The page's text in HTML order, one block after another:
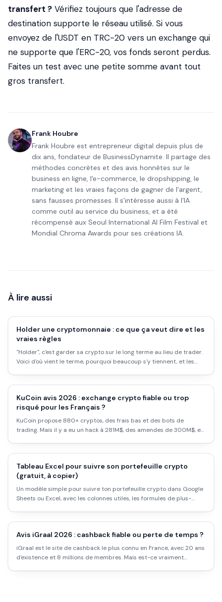
transfert ? Vérifiez toujours que l'adresse de
destination supporte le réseau utilisé. Si vous
envoyez de l'USDT en TRC-20 vers un exchange qui
ne supporte que l'ERC-20, vos fonds seront perdus.
Faites un test avec une petite somme avant tout
gros transfert.
Frank Houbre
Frank Houbre est entrepreneur digital depuis plus de
dix ans, fondateur de BusinessDynamite. Il partage des
méthodes concrètes et des avis honnêtes sur le
business en ligne, l'e-commerce, le dropshipping, le
marketing et les vraies façons de gagner de l'argent,
sans fausses promesses. Il s'intéresse aussi à l'IA
comme outil au service du business, et a été
récompensé aux Seoul International AI Film Festival et
Mondial Chroma Awards pour ses créations IA.
À lire aussi
Holder une cryptomonnaie : ce que ça veut dire et les
vraies règles
"Holder", c'est garder sa crypto sur le long terme au lieu de trader.
Voici d'où vient le terme, pourquoi beaucoup s'y tiennent, et les
KuCoin avis 2026 : exchange crypto fiable ou trop
risqué pour les Français ?
KuCoin propose 880+ cryptos, des frais bas et des bots de
trading. Mais il y a eu un hack à 281M$, des amendes de 300M$, et
Tableau Excel pour suivre son portefeuille crypto
(gratuit, à copier)
Un modèle simple pour suivre ton portefeuille crypto dans Google
Sheets ou Excel, avec les colonnes utiles, les formules de plus-
Avis iGraal 2026 : cashback fiable ou perte de temps ?
iGraal est le site de cashback le plus connu en France, avec 20 ans
d'existence et 8 millions de membres. Mais est-ce vraiment